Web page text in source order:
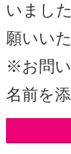
いまし
願いい
※お問
名前を